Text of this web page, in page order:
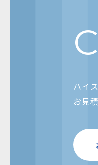
ハイ
お見